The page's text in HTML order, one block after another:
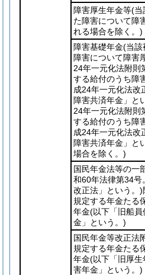
障害厚生年金等(当
た障害について障
れる場合を除く。)
障害基礎年金(当該
障害について障害
24年一元化法附則
する給付のうち障
成24年一元化法改
障害共済年金」と
24年一元化法附則
する給付のうち障
成24年一元化法改
障害共済年金」と
場合を除く。)
国民年金法等の一
和60年法律第34号
改正法」という。)
規定する年金たる
年金(以下「旧船
金」という。)
国民年金等改正法
規定する年金たる
年金(以下「旧厚
害年金」という。)